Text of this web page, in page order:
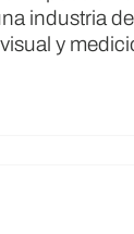
industria
y